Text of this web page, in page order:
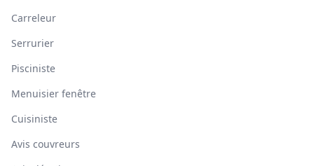
Carreleur
Serrurier
Pisciniste
Menuisier fenêtre
Cuisiniste
Avis couvreurs